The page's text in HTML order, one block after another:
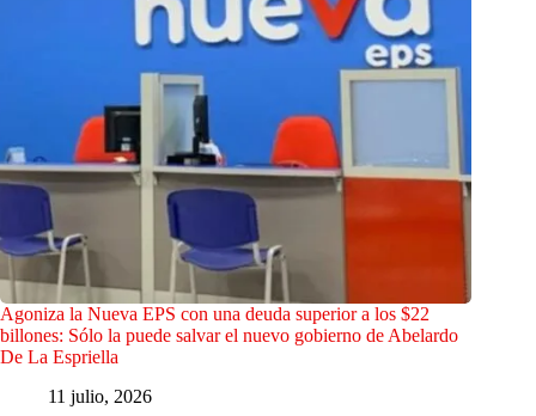
Agoniza la Nueva EPS con una deuda superior a los $22
billones: Sólo la puede salvar el nuevo gobierno de Abelardo
De La Espriella
11 julio, 2026